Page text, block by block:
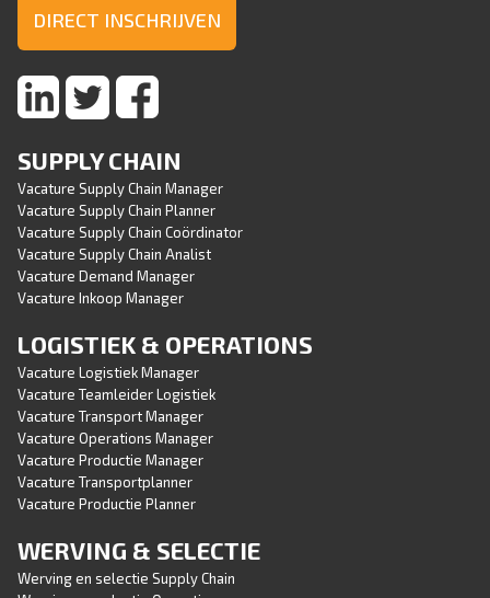
DIRECT INSCHRIJVEN
SUPPLY CHAIN
Vacature Supply Chain Manager
Vacature Supply Chain Planner
Vacature Supply Chain Coördinator
Vacature Supply Chain Analist
Vacature Demand Manager
Vacature Inkoop Manager
LOGISTIEK & OPERATIONS
Vacature Logistiek Manager
Vacature Teamleider Logistiek
Vacature Transport Manager
Vacature Operations Manager
Vacature Productie Manager
Vacature Transportplanner
Vacature Productie Planner
WERVING & SELECTIE
Werving en selectie Supply Chain